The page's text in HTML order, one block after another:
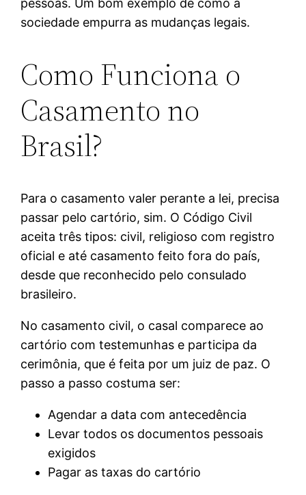
sociedade empurra as mudanças legais.
Como Funciona o
Casamento no
Brasil?
Para o casamento valer perante a lei, precisa
passar pelo cartório, sim. O Código Civil
aceita três tipos: civil, religioso com registro
oficial e até casamento feito fora do país,
desde que reconhecido pelo consulado
brasileiro.
No casamento civil, o casal comparece ao
cartório com testemunhas e participa da
cerimônia, que é feita por um juiz de paz. O
passo a passo costuma ser:
Agendar a data com antecedência
Levar todos os documentos pessoais
exigidos
Pagar as taxas do cartório